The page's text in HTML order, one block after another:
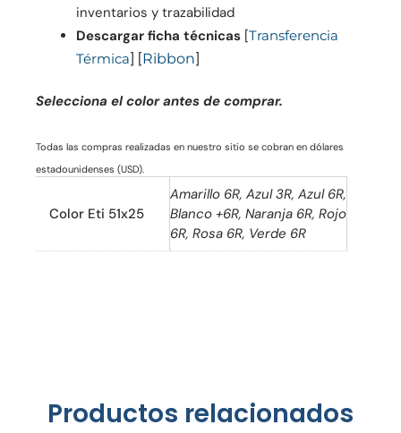
inventarios y trazabilidad
Descargar ficha técnicas [Transferencia
Térmica] [Ribbon]
Selecciona el color antes de comprar.
Todas las compras realizadas en nuestro sitio se cobran en dólares
estadounidenses (USD).
Color Eti 51x25
Amarillo 6R, Azul 3R, Azul 6R,
Blanco +6R, Naranja 6R, Rojo
6R, Rosa 6R, Verde 6R
Productos relacionados